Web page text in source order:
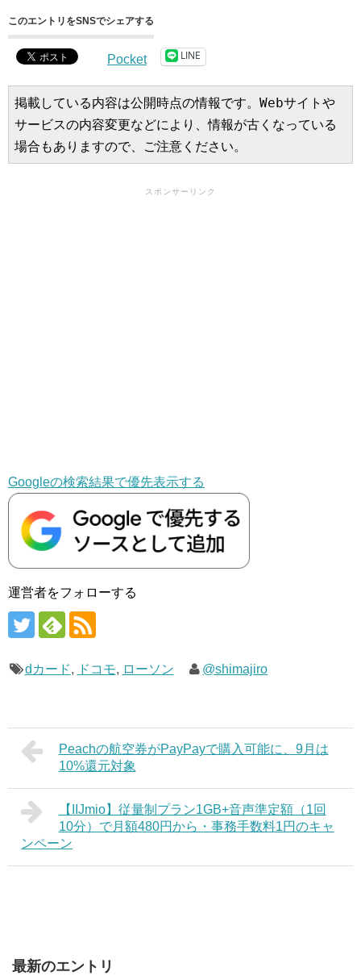
このエントリをSNSでシェアする
Pocket LINE
掲載している内容は公開時点の情報です。Webサイトや
サービスの内容変更などにより、情報が古くなっている
場合もありますので、ご注意ください。
スポンサーリンク
Googleの検索結果で優先表示する
運営者をフォローする
dカード, ドコモ, ローソン @shimajiro
Peachの航空券がPayPayで購入可能に、9月は
10%還元対象
【IIJmio】従量制プラン1GB+音声準定額（1回
10分）で月額480円から・事務手数料1円のキャ
ンペーン
最新のエントリ